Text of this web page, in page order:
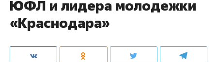
ЮФЛ и лидера молодежки
«Краснодара»